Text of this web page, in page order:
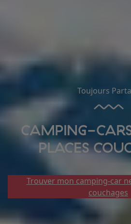
Toujours
CAMPING-
PLACES
Trouver mon camping-car
couchages